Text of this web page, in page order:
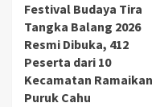
Festival Budaya Tira
Tangka Balang 2026
Resmi Dibuka, 412
Peserta dari 10
Kecamatan Ramaikan
Puruk Cahu